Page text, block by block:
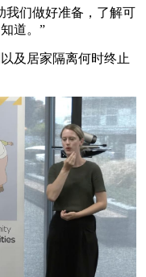
我们做好准备，了解可
道。”
及居家隔离何时终止